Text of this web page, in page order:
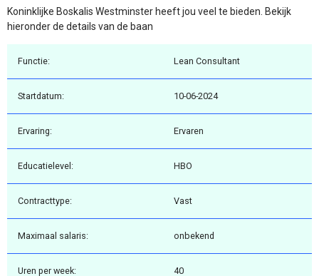
Koninklijke Boskalis Westminster heeft jou veel te bieden. Bekijk
hieronder de details van de baan
Functie: Lean Consultant
Startdatum: 10-06-2024
Ervaring: Ervaren
Educatielevel: HBO
Contracttype: Vast
Maximaal salaris: onbekend
Uren per week: 40